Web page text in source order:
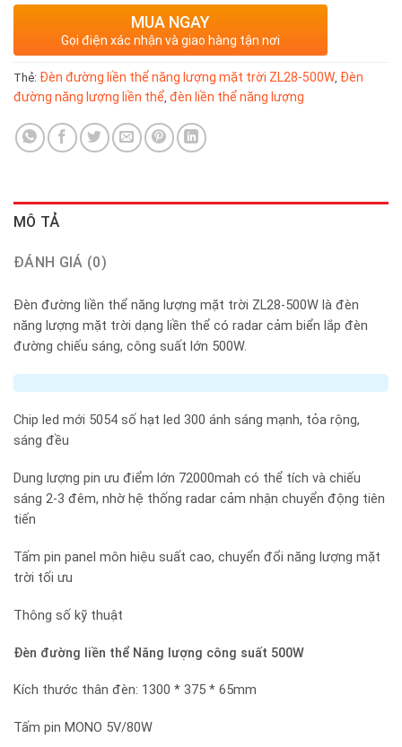
MUA NGAY
Gọi điện xác nhận và giao hàng tận nơi
Thẻ: Đèn đường liền thể năng lượng mặt trời ZL28-500W, Đèn
đường năng lượng liền thể, đèn liền thể năng lượng
MÔ TẢ
ĐÁNH GIÁ (0)
Đèn đường liền thể năng lượng mặt trời ZL28-500W là đèn
năng lượng mặt trời dạng liền thể có radar cảm biển lắp đèn
đường chiếu sáng, công suất lớn 500W.
Chip led mới 5054 số hạt led 300 ánh sáng mạnh, tỏa rộng,
sáng đều
Dung lượng pin ưu điểm lớn 72000mah có thể tích và chiếu
sáng 2-3 đêm, nhờ hệ thống radar cảm nhận chuyển động tiên
tiến
Tấm pin panel môn hiệu suất cao, chuyển đổi năng lượng mặt
trời tối ưu
Thông số kỹ thuật
Đèn đường liền thể Năng lượng công suất 500W
Kích thước thân đèn: 1300 * 375 * 65mm
Tấm pin MONO 5V/80W